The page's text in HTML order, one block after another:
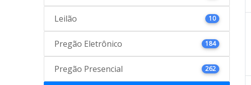
Leilão 10
Pregão Eletrônico 184
Pregão Presencial 262